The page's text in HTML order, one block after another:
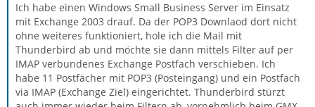
Ich habe einen Windows Small Business Server im Einsatz
mit Exchange 2003 drauf. Da der POP3 Downlaod dort nicht
ohne weiteres funktioniert, hole ich die Mail mit
Thunderbird ab und möchte sie dann mittels Filter auf per
IMAP verbundenes Exchange Postfach verschieben. Ich
habe 11 Postfächer mit POP3 (Posteingang) und ein Postfach
via IMAP (Exchange Ziel) eingerichtet. Thunderbird stürzt